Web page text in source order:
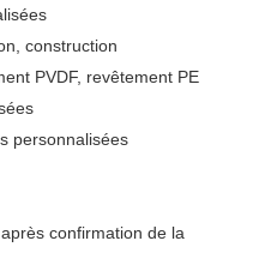
construction
PVDF, revêtement PE
personnalisées
confirmation de la